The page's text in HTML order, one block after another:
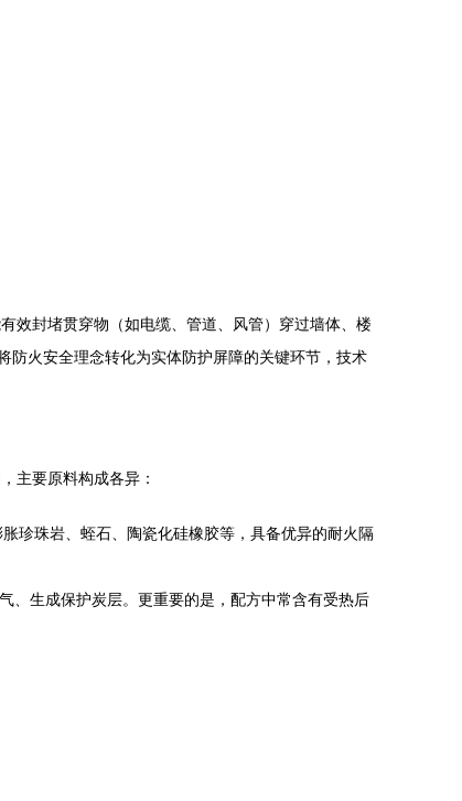
效封堵贯穿物（如电缆、管道、风管）穿过墙体、楼
防火安全理念转化为实体防护屏障的关键环节，技术
主要原料构成各异：
珍珠岩、蛭石、陶瓷化硅橡胶等，具备优异的耐火隔
、生成保护炭层。更重要的是，配方中常含有受热后